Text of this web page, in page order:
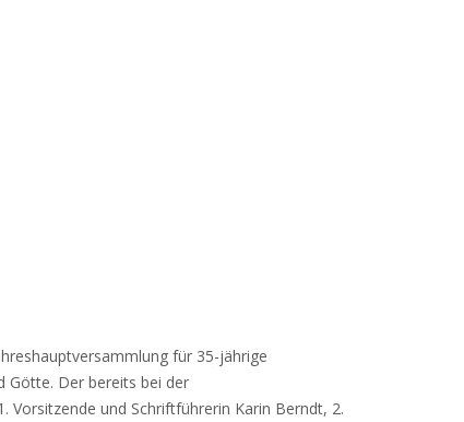
für 35-jährige
Götte. Der bereits bei der
und Schriftführerin Karin Berndt, 2.